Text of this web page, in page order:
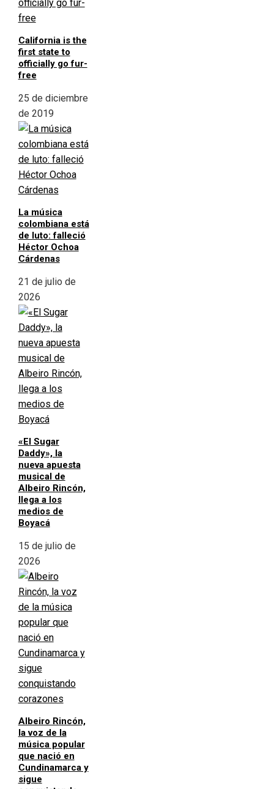
California is the
first state to
officially go fur-
free
25 de diciembre
de 2019
La música
colombiana está
de luto: falleció
Héctor Ochoa
Cárdenas
21 de julio de
2026
«El Sugar
Daddy», la
nueva apuesta
musical de
Albeiro Rincón,
llega a los
medios de
Boyacá
15 de julio de
2026
Albeiro Rincón,
la voz de la
música popular
que nació en
Cundinamarca y
sigue